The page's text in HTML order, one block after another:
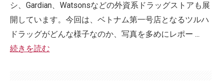
シ、Gardian、Watsonsなどの外資系ドラッグストアも展
開しています。今回は、ベトナム第一号店となるツルハ
ドラッグがどんな様子なのか、写真を多めにレポー ...
続きを読む